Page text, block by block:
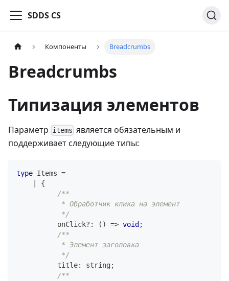
SDDS CS
Компоненты Breadcrumbs
Breadcrumbs
Типизация элементов
Параметр items является обязательным и
поддерживает следующие типы:
type Items =
{
/**
           * Обработчик клика на элемент
           */
          onClick
? : ( ) => void ;
/**
           * Элемент заголовка
           */
          title
: string;
/**